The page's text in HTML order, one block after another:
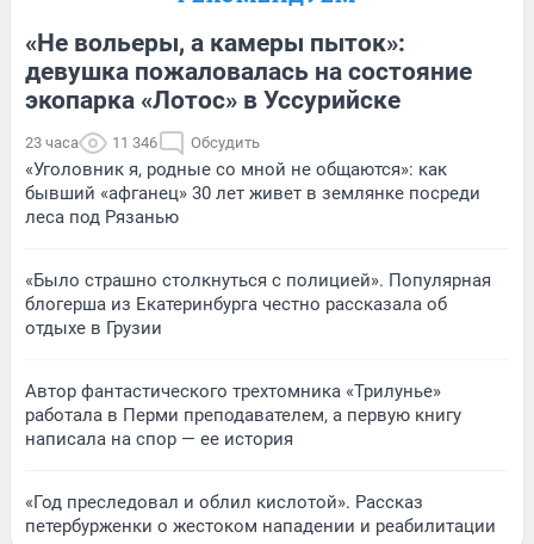
«Не вольеры, а камеры пыток»:
девушка пожаловалась на состояние
экопарка «Лотос» в Уссурийске
23 часа 11 346 Обсудить
«Уголовник я, родные со мной не общаются»: как
бывший «афганец» 30 лет живет в землянке посреди
леса под Рязанью
«Было страшно столкнуться с полицией». Популярная
блогерша из Екатеринбурга честно рассказала об
отдыхе в Грузии
Автор фантастического трехтомника «Трилунье»
работала в Перми преподавателем, а первую книгу
написала на спор — ее история
«Год преследовал и облил кислотой». Рассказ
петербурженки о жестоком нападении и реабилитации